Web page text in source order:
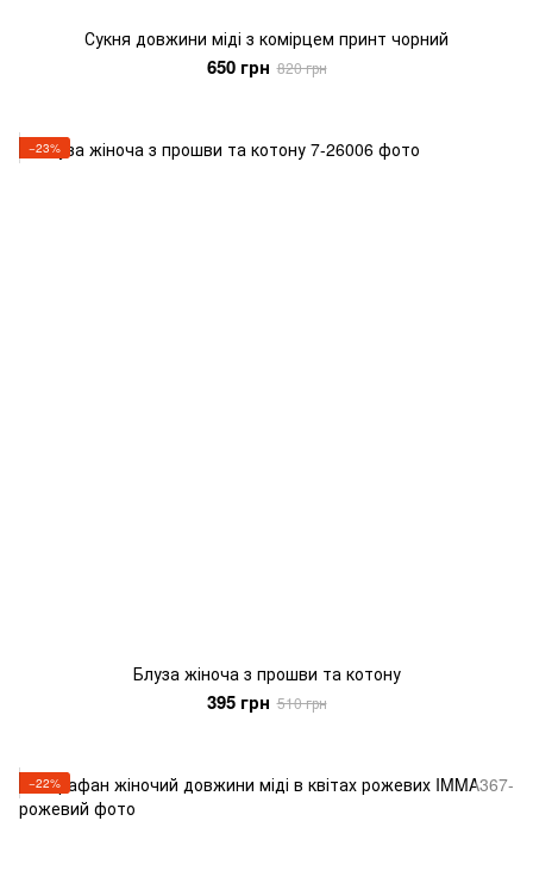
Сукня довжини міді з комірцем принт чорний
650 грн 820 грн
−23%
Блуза жіноча з прошви та котону
395 грн 510 грн
−22%